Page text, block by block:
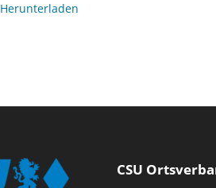
Herunterladen
CSU